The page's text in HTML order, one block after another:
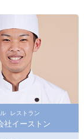
レストラン
社イーストン